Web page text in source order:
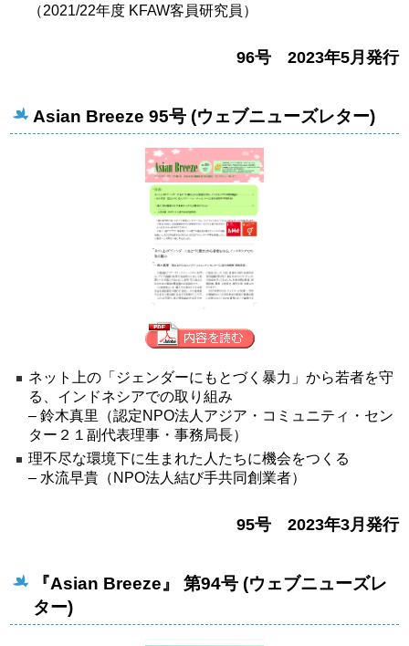
（2021/22年度 KFAW客員研究員）
96号 2023年5月発行
Asian Breeze 95号 (ウェブニューズレター)
ネット上の「ジェンダーにもとづく暴力」から若者を守
る、インドネシアでの取り組み
– 鈴木真里（認定NPO法人アジア・コミュニティ・セン
ター２１副代表理事・事務局長）
理不尽な環境下に生まれた人たちに機会をつくる
– 水流早貴（NPO法人結び手共同創業者）
95号 2023年3月発行
『Asian Breeze』 第94号 (ウェブニューズレ
ター)